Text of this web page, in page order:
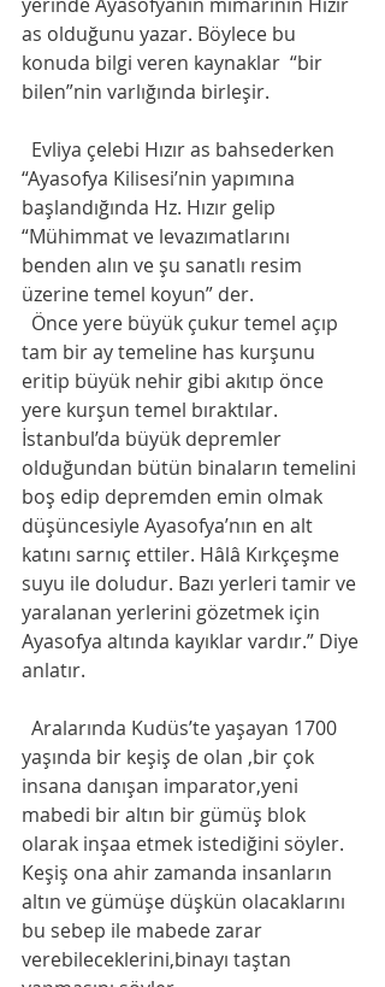
as olduğunu yazar. Böylece bu
konuda bilgi veren kaynaklar  “bir
bilen”nin varlığında birleşir.
“Ayasofya Kilisesi’nin yapımına
başlandığında Hz. Hızır gelip
“Mühimmat ve levazımatlarını
benden alın ve şu sanatlı resim
üzerine temel koyun” der.
tam bir ay temeline has kurşunu
eritip büyük nehir gibi akıtıp önce
yere kurşun temel bıraktılar.
İstanbul’da büyük depremler
olduğundan bütün binaların temelini
boş edip depremden emin olmak
düşüncesiyle Ayasofya’nın en alt
katını sarnıç ettiler. Hâlâ Kırkçeşme
suyu ile doludur. Bazı yerleri tamir ve
yaralanan yerlerini gözetmek için
Ayasofya altında kayıklar vardır.” Diye
anlatır.
yaşında bir keşiş de olan ,bir çok
insana danışan imparator,yeni
mabedi bir altın bir gümüş blok
olarak inşaa etmek istediğini söyler.
Keşiş ona ahir zamanda insanların
altın ve gümüşe düşkün olacaklarını
bu sebep ile mabede zarar
verebileceklerini,binayı taştan